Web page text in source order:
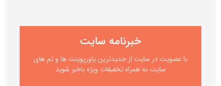
خبرنامه سایت
با عضویت در سایت از جدیدترین پاورپوینت ها و تم های
سایت به همراه تخفیفات ویژه باخبر شوید